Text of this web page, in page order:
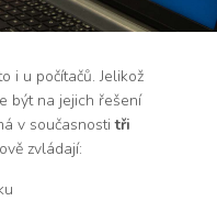
i u počítačů. Jelikož
být na jejich řešení
v současnostitři
zvládají: